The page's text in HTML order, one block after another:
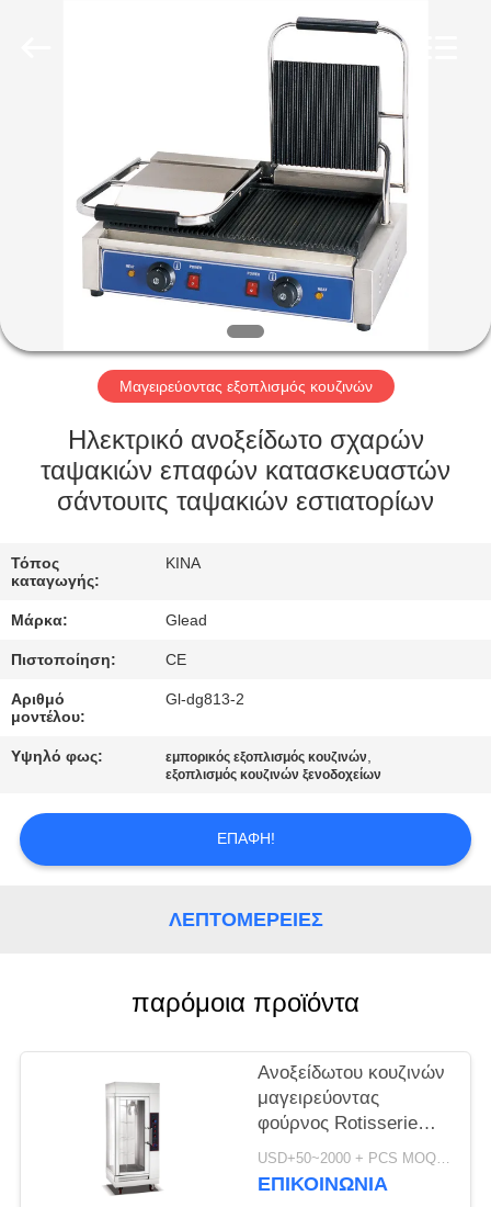
ΠΡΟΪΌΝΤΑ
ΒΊΝΤΕΟ
ΕΜΦΆΝΙΣΗ
VR
ΣΧΕΤΙΚΆ
ΜΕ
ΕΜΆΣ
ΕΠΙΣΚΈΨΕΙΣ
ΣΤΟ
ΈΛΕΓΧΟΣ
ΠΟΙΌΤΗΤΑΣ
ΕΙΔΉΣΕΙΣ
PRIVACY
Μαγειρεύοντας εξοπλισμός κουζινών
Ηλεκτρικό ανοξείδωτο σχαρών
ταψακιών επαφών κατασκευαστών
σάντουιτς ταψακιών εστιατορίων
Τόπος
καταγωγής:
ΚΙΝΑ
Μάρκα: Glead
Πιστοποίηση: CE
Αριθμό
μοντέλου:
Gl-dg813-2
Υψηλό φως: εμπορικός εξοπλισμός κουζινών,
εξοπλισμός κουζινών ξενοδοχείων
ΕΠΑΦΉ!
ΛΕΠΤΟΜΈΡΕΙΕΣ
παρόμοια προϊόντα
Ανοξείδωτου κουζινών
μαγειρεύοντας
φούρνος Rotisserie
εξοπλισμού κάθετος
ηλεκτρικός
USD+50~2000 + PCS MOQ:PC 1
ΕΠΙΚΟΙΝΩΝΊΑ